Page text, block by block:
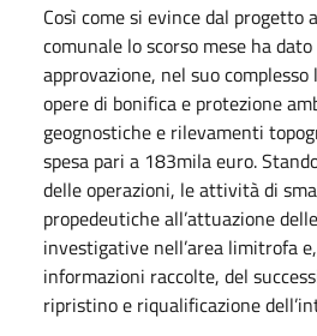
Così come si evince dal progetto
comunale lo scorso mese ha
approvazione, nel suo
opere di bonifica e protezione
geognostiche e rilevamenti
spesa pari a 183mila euro.
delle operazioni, le attività di
propedeutiche all’attuazione
investigative nell’area limitrofa
informazioni raccolte, del
ripristino e riqualificazione